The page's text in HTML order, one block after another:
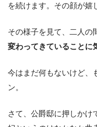
を続けます。その顔が嬉
その様子を見て、二人の
変わってきていることに
今はまだ何もないけど、
ン。
さて、公爵邸に押しかけ